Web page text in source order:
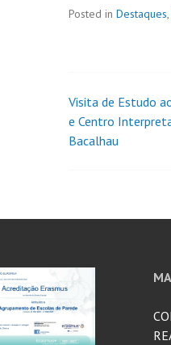
Posted in Destaques,
Visita de Estudo
e Centro
Bacalhau